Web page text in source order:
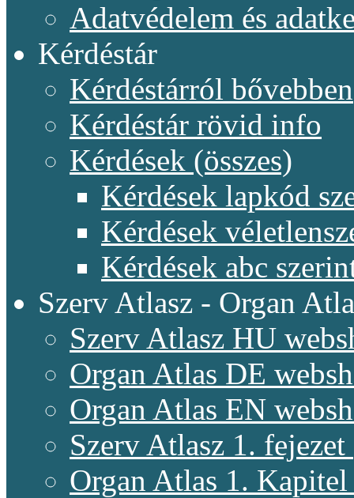
Adatvédelem és
Kérdéstár
Kérdéstárról bővebben
Kérdéstár rövid info
Kérdések (összes)
Kérdések lapkód
Kérdések
Kérdések abc
Szerv Atlasz - Organ
Szerv Atlasz HU
Organ Atlas DE
Organ Atlas EN
Szerv Atlasz 1.
Organ Atlas 1.